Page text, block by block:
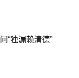
“独漏赖清德”